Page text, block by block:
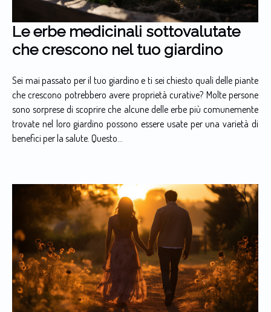
Le erbe medicinali sottovalutate
che crescono nel tuo giardino
Sei mai passato per il tuo giardino e ti sei chiesto quali delle piante
che crescono potrebbero avere proprietà curative? Molte persone
sono sorprese di scoprire che alcune delle erbe più comunemente
trovate nel loro giardino possono essere usate per una varietà di
benefici per la salute. Questo...